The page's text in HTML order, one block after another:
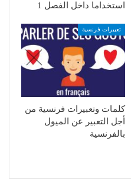
استخداما داخل الفصل 1
تعبيرات فرنسية
كلمات وتعبيرات فرنسية من
أجل التعبير عن الميول
بالفرنسية